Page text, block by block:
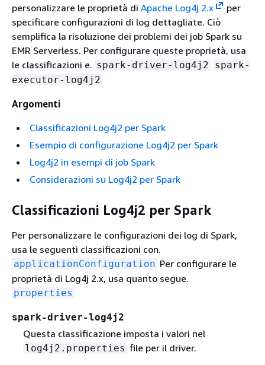
personalizzare le proprietà di Apache Log4j 2.x
per
specificare configurazioni di log dettagliate. Ciò
semplifica la risoluzione dei problemi dei job Spark su
EMR Serverless. Per configurare queste proprietà, usa
le classificazioni e. spark-driver-log4j2
spark-
executor-log4j2
Argomenti
Classificazioni Log4j2 per Spark
Esempio di configurazione Log4j2 per Spark
Log4j2 in esempi di job Spark
Considerazioni su Log4j2 per Spark
Classificazioni Log4j2 per Spark
Per personalizzare le configurazioni dei log di Spark,
usa le seguenti classificazioni con.
applicationConfiguration Per configurare le
proprietà di Log4j 2.x, usa quanto segue.
properties
spark-driver-log4j2
Questa classificazione imposta i valori nel
log4j2.properties file per il driver.